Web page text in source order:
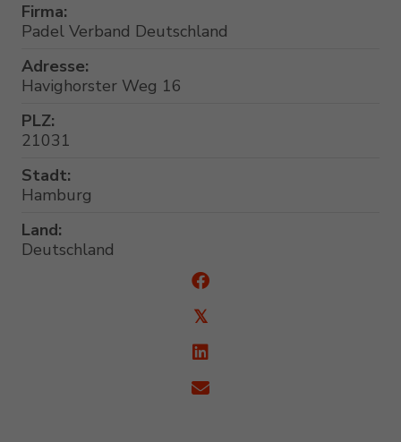
Firma:
Padel Verband Deutschland
Adresse:
Havighorster Weg 16
PLZ:
21031
Stadt:
Hamburg
Land:
Deutschland
𝕏